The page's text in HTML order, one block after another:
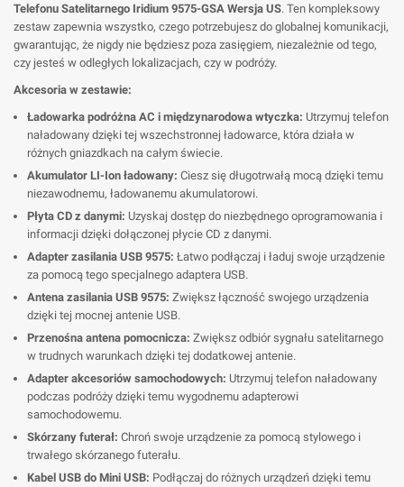
Telefonu Satelitarnego Iridium 9575-GSA Wersja US. Ten kompleksowy
zestaw zapewnia wszystko, czego potrzebujesz do globalnej komunikacji,
gwarantując, że nigdy nie będziesz poza zasięgiem, niezależnie od tego,
czy jesteś w odległych lokalizacjach, czy w podróży.
Akcesoria w zestawie:
Ładowarka podróżna AC i międzynarodowa wtyczka: Utrzymuj telefon
naładowany dzięki tej wszechstronnej ładowarce, która działa w
różnych gniazdkach na całym świecie.
Akumulator LI-Ion ładowany: Ciesz się długotrwałą mocą dzięki temu
niezawodnemu, ładowanemu akumulatorowi.
Płyta CD z danymi: Uzyskaj dostęp do niezbędnego oprogramowania i
informacji dzięki dołączonej płycie CD z danymi.
Adapter zasilania USB 9575: Łatwo podłączaj i ładuj swoje urządzenie
za pomocą tego specjalnego adaptera USB.
Antena zasilania USB 9575: Zwiększ łączność swojego urządzenia
dzięki tej mocnej antenie USB.
Przenośna antena pomocnicza: Zwiększ odbiór sygnału satelitarnego
w trudnych warunkach dzięki tej dodatkowej antenie.
Adapter akcesoriów samochodowych: Utrzymuj telefon naładowany
podczas podróży dzięki temu wygodnemu adapterowi
samochodowemu.
Skórzany futerał: Chroń swoje urządzenie za pomocą stylowego i
trwałego skórzanego futerału.
Kabel USB do Mini USB: Podłączaj do różnych urządzeń dzięki temu